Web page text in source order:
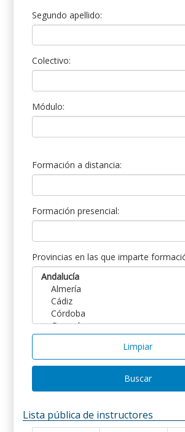
Segundo apellido:
Colectivo:
Módulo:
Formación a distancia:
Formación presencial:
Provincias en las que imparte
Limpiar
Buscar
Lista pública de instructores